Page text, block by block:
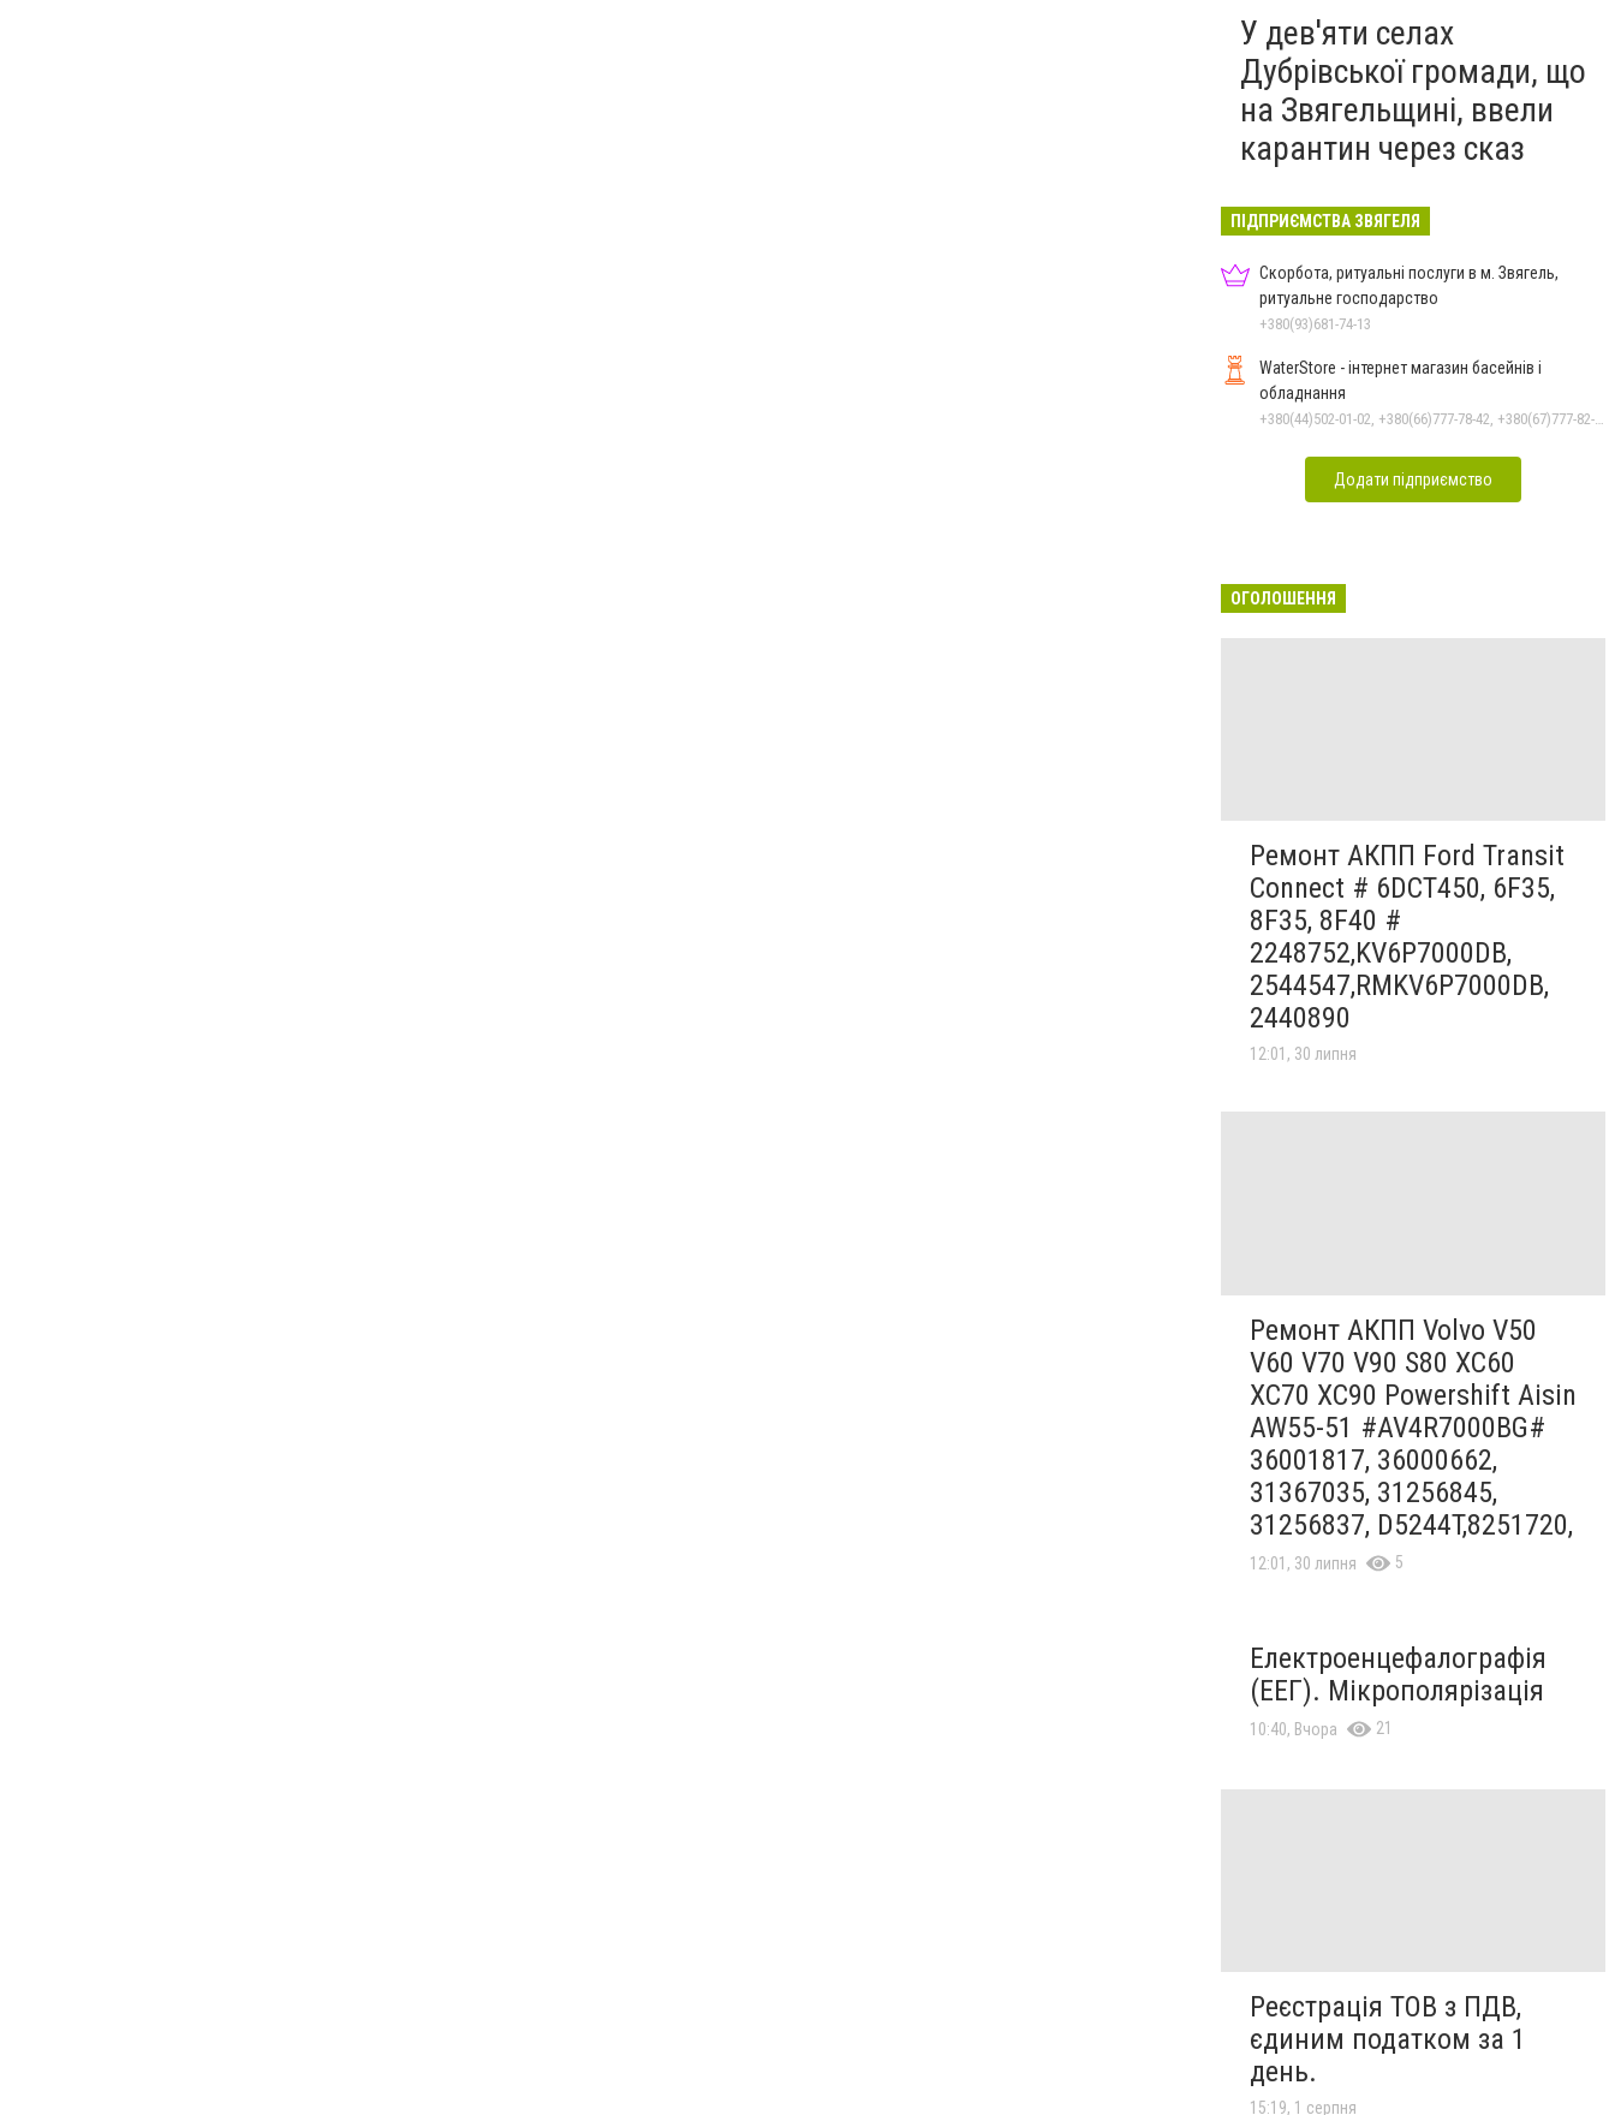
У дев'яти селах
Дубрівської громади, що
на Звягельщині, ввели
карантин через сказ
ПІДПРИЄМСТВА ЗВЯГЕЛЯ
Скорбота, ритуальні послуги в м. Звягель,
ритуальне господарство
+380(93)681-74-13
WaterStore - інтернет магазин басейнів і
обладнання
+380(44)502-01-02, +380(66)777-78-42, +380(67)777-82-19, +380(67)890-80-80, +380(73)890-80-80, +380(44)502-01-03
Додати підприємство
ОГОЛОШЕННЯ
Ремонт АКПП Ford Transit
Connect # 6DCT450, 6F35,
8F35, 8F40 #
2248752,KV6P7000DB,
2544547,RMKV6P7000DB,
2440890
12:01, 30 липня
Ремонт АКПП Volvo V50
V60 V70 V90 S80 XC60
XC70 XC90 Powershift Aisin
AW55-51 #AV4R7000BG#
36001817, 36000662,
31367035, 31256845,
31256837, D5244T,8251720,
12:01, 30 липня 5
Електроенцефалографія
(ЕЕГ). Мікрополярізація
10:40, Вчора 21
Реєстрація ТОВ з ПДВ,
єдиним податком за 1
день.
15:19, 1 серпня